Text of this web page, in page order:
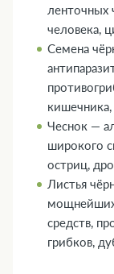
ленточных
человека,
Семена
Чеснок —
широкого
остриц,
Листья
мощнейших
средств,
грибков,